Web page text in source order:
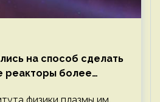
на способ сделать
реакторы более